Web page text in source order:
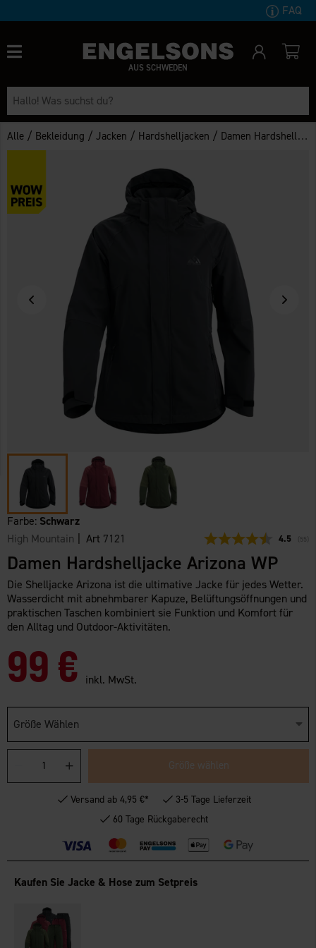
FAQ
AUS SCHWEDEN
Alle / Bekleidung /Jacken / Hardshelljacken / Damen Hardshelljacke Arizona WP
Farbe: Schwarz
High Mountain | Art 7121 4.5 55
Damen Hardshelljacke Arizona WP
Die Shelljacke Arizona ist die ultimative Jacke für jedes Wetter.
Wasserdicht mit abnehmbarer Kapuze, Belüftungsöffnungen und
praktischen Taschen kombiniert sie Funktion und Komfort für
den Alltag und Outdoor-Aktivitäten.
99 € inkl. MwSt.
Größe Wählen
Größe wählen
Versand ab 4,95 €*
3-5 Tage Lieferzeit
60 Tage Rückgaberecht
Kaufen Sie Jacke & Hose zum Setpreis